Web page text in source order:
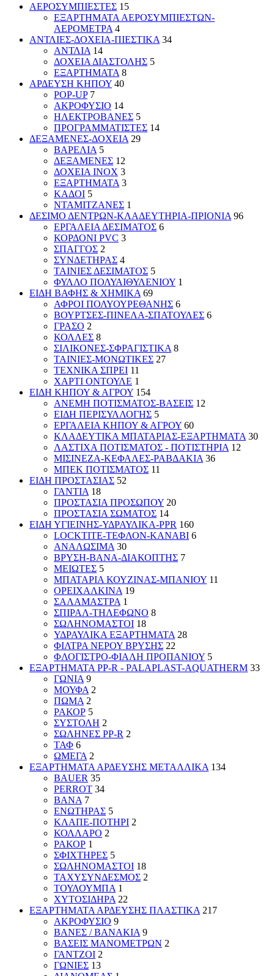
ΑΕΡΟΣΥΜΠΙΕΣΤΕΣ 15
ΕΞΑΡΤΗΜΑΤΑ ΑΕΡΟΣΥΜΠΙΕΣΤΩΝ-
ΑΕΡΟΜΕΤΡΑ 4
ΑΝΤΛΙΕΣ-ΔΟΧΕΙΑ-ΠΙΕΣΤΙΚΑ 34
ΑΝΤΛΙΑ 14
ΔΟΧΕΙΑ ΔΙΑΣΤΟΛΗΣ 5
ΕΞΑΡΤΗΜΑΤΑ 8
ΑΡΔΕΥΣΗ ΚΗΠΟΥ 40
POP-UP 7
ΑΚΡΟΦΥΣΙΟ 14
ΗΛΕΚΤΡΟΒΑΝΕΣ 5
ΠΡΟΓΡΑΜΜΑΤΙΣΤΕΣ 14
ΔΕΞΑΜΕΝΕΣ-ΔΟΧΕΙΑ 29
ΒΑΡΕΛΙΑ 5
ΔΕΞΑΜΕΝΕΣ 12
ΔΟΧΕΙΑ INOX 3
ΕΞΑΡΤΗΜΑΤΑ 3
ΚΑΔΟΙ 5
ΝΤΑΜΙΤΖΑΝΕΣ 1
ΔΕΣΙΜΟ ΔΕΝΤΡΩΝ-ΚΛΑΔΕΥΤΗΡΙΑ-ΠΡΙΟΝΙΑ 96
ΕΡΓΑΛΕΙΑ ΔΕΣΙΜΑΤΟΣ 6
ΚΟΡΔΟΝΙ PVC 3
ΣΠΑΓΓΟΣ 2
ΣΥΝΔΕΤΗΡΑΣ 4
ΤΑΙΝΙΕΣ ΔΕΣΙΜΑΤΟΣ 5
ΦΥΛΛΟ ΠΟΛΥΑΙΘΥΛΕΝΙΟΥ 1
ΕΙΔΗ ΒΑΦΗΣ & ΧΗΜΙΚΑ 69
ΑΦΡΟΙ ΠΟΛΥΟΥΡΕΘΑΝΗΣ 6
ΒΟΥΡΤΣΕΣ-ΠΙΝΕΛΑ-ΣΠΑΤΟΥΛΕΣ 6
ΓΡΑΣΟ 2
ΚΟΛΛΕΣ 8
ΣΙΛΙΚΟΝΕΣ-ΣΦΡΑΓΙΣΤΙΚΑ 8
ΤΑΙΝΙΕΣ-ΜΟΝΩΤΙΚΕΣ 27
ΤΕΧΝΙΚΑ ΣΠΡΕΙ 11
ΧΑΡΤΙ ΟΝΤΟΥΛΕ 1
ΕΙΔΗ ΚΗΠΟΥ & ΑΓΡΟΥ 154
ΑΝΕΜΗ ΠΟΤΙΣΜΑΤΟΣ-ΒΑΣΕΙΣ 12
ΕΙΔΗ ΠΕΡΙΣΥΛΛΟΓΗΣ 5
ΕΡΓΑΛΕΙΑ ΚΗΠΟΥ & ΑΓΡΟΥ 60
ΚΛΑΔΕΥΤΙΚΑ ΜΠΑΤΑΡΙΑΣ-ΕΞΑΡΤΗΜΑΤΑ 30
ΛΑΣΤΙΧΑ ΠΟΤΙΣΜΑΤΟΣ - ΠΟΤΙΣΤΗΡΙΑ 12
ΜΙΣΙΝΕΖΑ-ΚΕΦΑΛΕΣ-ΡΑΒΔΑΚΙΑ 36
ΜΠΕΚ ΠΟΤΙΣΜΑΤΟΣ 11
ΕΙΔΗ ΠΡΟΣΤΑΣΙΑΣ 52
ΓΑΝΤΙΑ 18
ΠΡΟΣΤΑΣΙΑ ΠΡΟΣΩΠΟΥ 20
ΠΡΟΣΤΑΣΙΑ ΣΩΜΑΤΟΣ 14
ΕΙΔΗ ΥΓΙΕΙΝΗΣ-ΥΔΡΑΥΛΙΚΑ-PPR 160
LOCKTITE-ΤΕΦΛΟΝ-ΚΑΝΑΒΙ 6
ΑΝΑΛΩΣΙΜΑ 30
ΒΡΥΣΗ-ΒΑΝΑ-ΔΙΑΚΟΠΤΗΣ 7
ΜΕΙΩΤΕΣ 5
ΜΠΑΤΑΡΙΑ ΚΟΥΖΙΝΑΣ-ΜΠΑΝΙΟΥ 11
ΟΡΕΙΧΑΛΚΙΝΑ 19
ΣΑΛΑΜΑΣΤΡΑ 1
ΣΠΙΡΑΛ-ΤΗΛΕΦΩΝΟ 8
ΣΩΛΗΝΟΜΑΣΤΟΙ 18
ΥΔΡΑΥΛΙΚΑ ΕΞΑΡΤΗΜΑΤΑ 28
ΦΙΛΤΡΑ ΝΕΡΟΥ ΒΡΥΣΗΣ 22
ΦΛΟΓΙΣΤΡΟ-ΦΙΑΛΗ ΠΡΟΠΑΝΙΟΥ 5
ΕΞΑΡΤΗΜΑΤΑ PP-R - PALAPLAST-AQUATHERM 33
ΓΩΝΙΑ 9
ΜΟΥΦΑ 2
ΠΩΜΑ 2
ΡΑΚΟΡ 5
ΣΥΣΤΟΛΗ 2
ΣΩΛΗΝΕΣ PP-R 2
ΤΑΦ 6
ΩΜΕΓΑ 2
ΕΞΑΡΤΗΜΑΤΑ ΑΡΔΕΥΣΗΣ ΜΕΤΑΛΛΙΚΑ 134
BAUER 35
PERROT 34
ΒΑΝΑ 7
ΕΝΩΤΗΡΑΣ 5
ΚΛΑΠΕ-ΠΟΤΗΡΙ 2
ΚΟΛΛΑΡΟ 2
ΡΑΚΟΡ 1
ΣΦΙΧΤΗΡΕΣ 5
ΣΩΛΗΝΟΜΑΣΤΟΙ 18
ΤΑΧΥΣΥΝΔΕΣΜΟΣ 2
ΤΟΥΛΟΥΜΠΑ 1
ΧΥΤΟΣΙΔΗΡΑ 22
ΕΞΑΡΤΗΜΑΤΑ ΑΡΔΕΥΣΗΣ ΠΛΑΣΤΙΚΑ 217
ΑΚΡΟΦΥΣΙΟ 9
ΒΑΝΕΣ / ΒΑΝΑΚΙΑ 9
ΒΑΣΕΙΣ ΜΑΝΟΜΕΤΡΩΝ 2
ΓΑΝΤΖΟΙ 2
ΓΩΝΙΕΣ 13